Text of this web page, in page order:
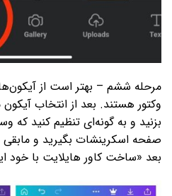
مرحله ششم – بهتر است از
وکتور هستند. بعد از انتخاب
بزنید و به گونه‌­ای تنظیم کنید
بعد «ساخت کاور هایلایت با خود